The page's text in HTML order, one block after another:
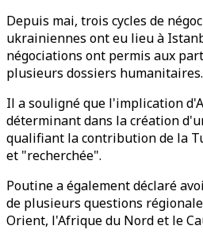
Depuis mai, trois cycles de
ukrainiennes ont eu lieu à
négociations ont permis aux
plusieurs dossiers humanitaires.
Il a souligné que l'implication
déterminant dans la création
qualifiant la contribution de la
et "recherchée".
Poutine a également déclaré
de plusieurs questions
Orient, l'Afrique du Nord et le